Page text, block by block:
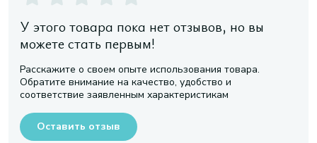
У этого товара пока нет отзывов, но вы
можете стать первым!
Расскажите о своем опыте использования товара.
Обратите внимание на качество, удобство и
соответствие заявленным характеристикам
Оставить отзыв